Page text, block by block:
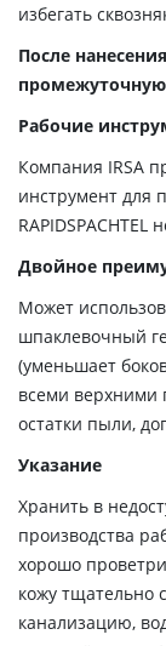
избегать
После
Рабочие
Компания IRSA
инструмент для
Двойное
Может
шпаклевочный
(уменьшает
всеми верхними
остатки пыли,
Указание
Хранить в
производства
хорошо
кожу тщательно
канализацию,